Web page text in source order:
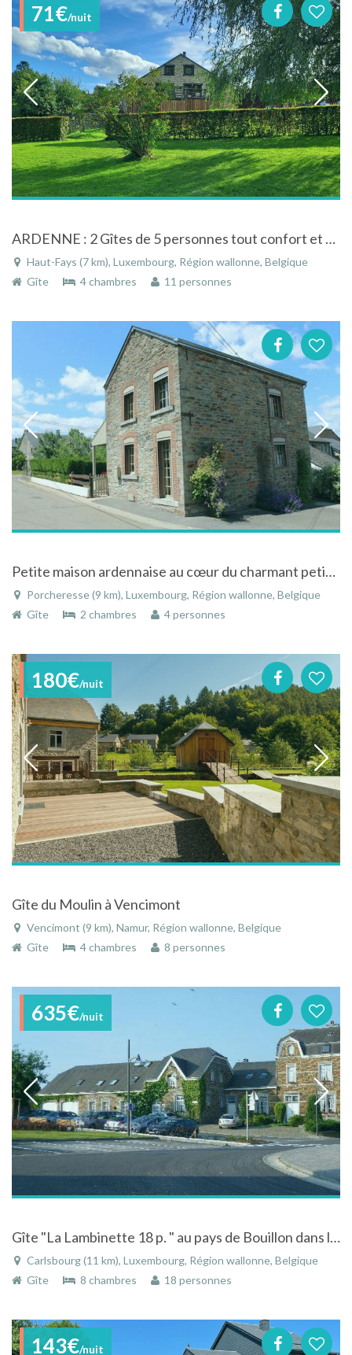
71€/nuit
ARDENNE : 2 Gîtes de 5 personnes tout confort et en pleine nature à Daverdisse
Haut-Fays (7 km), Luxembourg, Région wallonne, Belgique
Gîte
4 chambres 11 personnes
Petite maison ardennaise au cœur du charmant petit village de Porcheresse
Porcheresse (9 km), Luxembourg, Région wallonne, Belgique
Gîte
2 chambres 4 personnes
180€/nuit
Gîte du Moulin à Vencimont
Vencimont (9 km), Namur, Région wallonne, Belgique
Gîte
4 chambres 8 personnes
635€/nuit
Gîte "La Lambinette 18 p. " au pays de Bouillon dans les Ardennes Belges
Carlsbourg (11 km), Luxembourg, Région wallonne, Belgique
Gîte
8 chambres 18 personnes
143€/nuit